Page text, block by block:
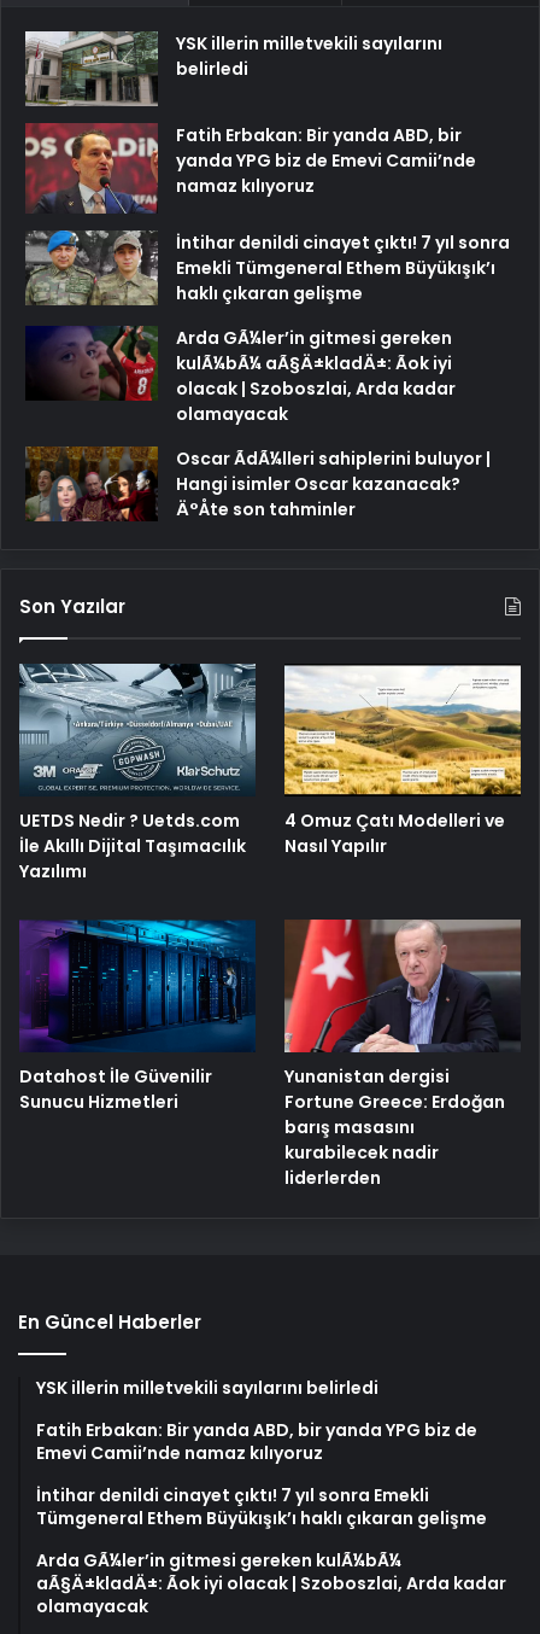
YSK illerin milletvekili sayılarını
belirledi
Fatih Erbakan: Bir yanda ABD, bir
yanda YPG biz de Emevi Camii’nde
namaz kılıyoruz
İntihar denildi cinayet çıktı! 7 yıl sonra
Emekli Tümgeneral Ethem Büyükışık’ı
haklı çıkaran gelişme
Arda GÃ¼ler’in gitmesi gereken
kulÃ¼bÃ¼ aÃ§Ä±kladÄ±: Ãok iyi
olacak | Szoboszlai, Arda kadar
olamayacak
Oscar ÃdÃ¼lleri sahiplerini buluyor |
Hangi isimler Oscar kazanacak?
Ä°Åte son tahminler
Son Yazılar
UETDS Nedir ? Uetds.com
İle Akıllı Dijital Taşımacılık
Yazılımı
4 Omuz Çatı Modelleri ve
Nasıl Yapılır
Datahost İle Güvenilir
Sunucu Hizmetleri
Yunanistan dergisi
Fortune Greece: Erdoğan
barış masasını
kurabilecek nadir
liderlerden
En Güncel Haberler
YSK illerin milletvekili sayılarını belirledi
Fatih Erbakan: Bir yanda ABD, bir yanda YPG biz de
Emevi Camii’nde namaz kılıyoruz
İntihar denildi cinayet çıktı! 7 yıl sonra Emekli
Tümgeneral Ethem Büyükışık’ı haklı çıkaran gelişme
Arda GÃ¼ler’in gitmesi gereken kulÃ¼bÃ¼
aÃ§Ä±kladÄ±: Ãok iyi olacak | Szoboszlai, Arda kadar
olamayacak